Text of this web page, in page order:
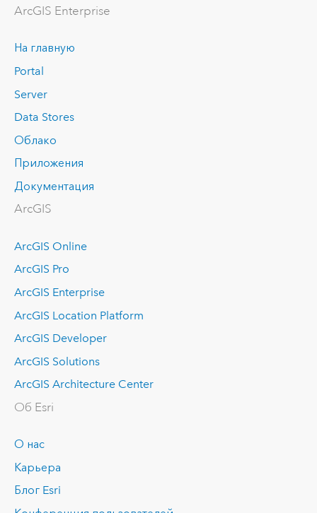
ArcGIS Enterprise
На главную
Portal
Server
Data Stores
Облако
Приложения
Документация
ArcGIS
ArcGIS Online
ArcGIS Pro
ArcGIS Enterprise
ArcGIS Location Platform
ArcGIS Developer
ArcGIS Solutions
ArcGIS Architecture Center
Об Esri
О нас
Карьера
Блог Esri